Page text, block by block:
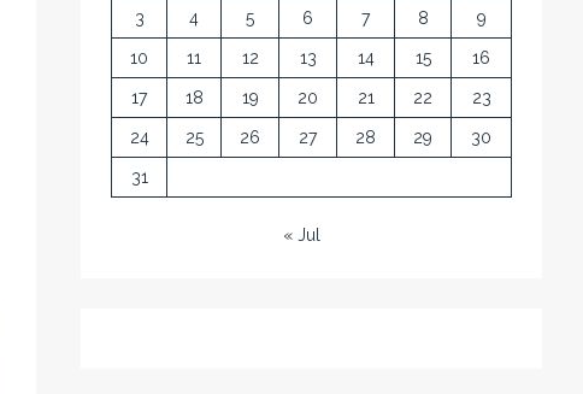
3 4 5 6 7 8 9
10 11 12 13 14 15 16
17 18 19 20 21 22 23
24 25 26 27 28 29 30
31
« Jul